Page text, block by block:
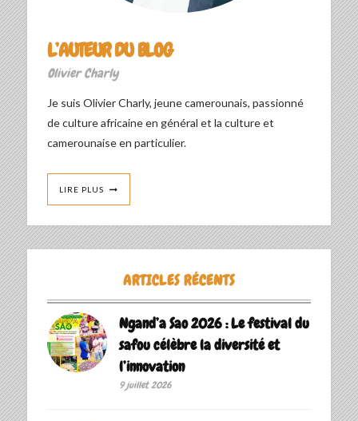
L’AUTEUR DU BLOG
Olivier Charly
Je suis Olivier Charly, jeune camerounais, passionné
de culture africaine en général et la culture et
camerounaise en particulier.
LIRE PLUS
ARTICLES RÉCENTS
Ngand’a Sao 2026 : Le festival du
safou célèbre la diversité et
l’innovation
9 juillet 2026